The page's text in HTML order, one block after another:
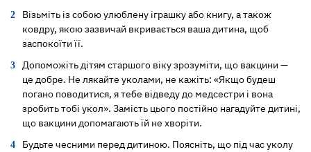
Візьміть із собою улюблену іграшку або книгу, а також
ковдру, якою зазвичай вкривається ваша дитина, щоб
заспокоїти її.
Допоможіть дітям старшого віку зрозуміти, що вакцини —
це добре. Не лякайте уколами, не кажіть: «Якщо будеш
погано поводитися, я тебе відведу до медсестри і вона
зробить тобі укол». Замість цього постійно нагадуйте дитині,
що вакцини допомагають їй не хворіти.
Будьте чесними перед дитиною. Поясніть, що під час уколу